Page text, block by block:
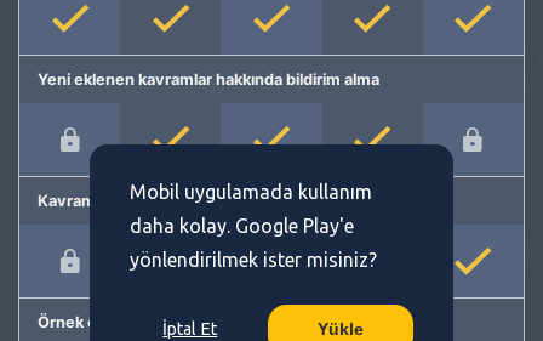
Yeni eklenen kavramlar hakkında bildirim alma
Kavram önerme
Örnek cümleler
Mobil uygulamada kullanım
daha kolay. Google Play'e
yönlendirilmek ister misiniz?
İptal Et Yükle